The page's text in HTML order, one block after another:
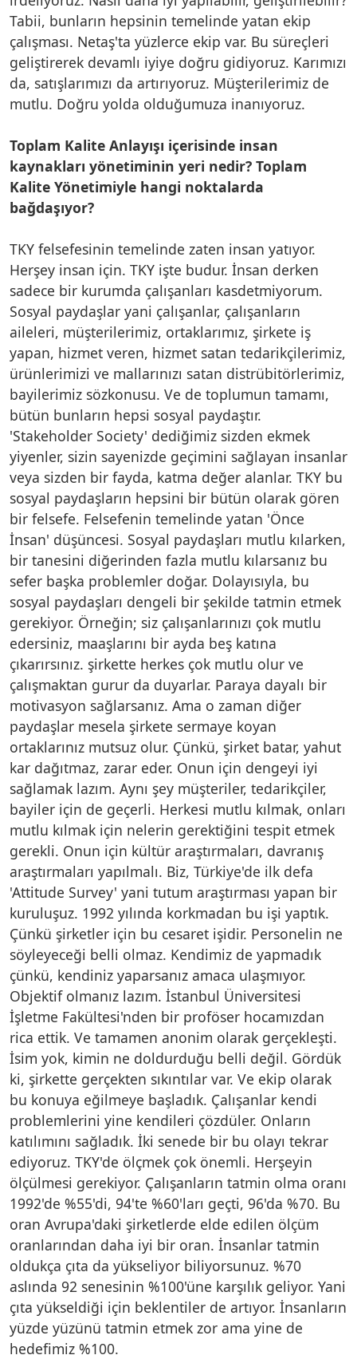
Tabii, bunların hepsinin temelinde yatan ekip
çalışması. Netaş'ta yüzlerce ekip var. Bu süreçleri
geliştirerek devamlı iyiye doğru gidiyoruz. Karımızı
da, satışlarımızı da artırıyoruz. Müşterilerimiz de
mutlu. Doğru yolda olduğumuza inanıyoruz.
Toplam Kalite Anlayışı içerisinde insan
kaynakları yönetiminin yeri nedir? Toplam
Kalite Yönetimiyle hangi noktalarda
bağdaşıyor?
TKY felsefesinin temelinde zaten insan yatıyor.
Herşey insan için. TKY işte budur. İnsan derken
sadece bir kurumda çalışanları kasdetmiyorum.
Sosyal paydaşlar yani çalışanlar, çalışanların
aileleri, müşterilerimiz, ortaklarımız, şirkete iş
yapan, hizmet veren, hizmet satan tedarikçilerimiz,
ürünlerimizi ve mallarınızı satan distrübitörlerimiz,
bayilerimiz sözkonusu. Ve de toplumun tamamı,
bütün bunların hepsi sosyal paydaştır.
'Stakeholder Society' dediğimiz sizden ekmek
yiyenler, sizin sayenizde geçimini sağlayan insanlar
veya sizden bir fayda, katma değer alanlar. TKY bu
sosyal paydaşların hepsini bir bütün olarak gören
bir felsefe. Felsefenin temelinde yatan 'Önce
İnsan' düşüncesi. Sosyal paydaşları mutlu kılarken,
bir tanesini diğerinden fazla mutlu kılarsanız bu
sefer başka problemler doğar. Dolayısıyla, bu
sosyal paydaşları dengeli bir şekilde tatmin etmek
gerekiyor. Örneğin; siz çalışanlarınızı çok mutlu
edersiniz, maaşlarını bir ayda beş katına
çıkarırsınız. şirkette herkes çok mutlu olur ve
çalışmaktan gurur da duyarlar. Paraya dayalı bir
motivasyon sağlarsanız. Ama o zaman diğer
paydaşlar mesela şirkete sermaye koyan
ortaklarınız mutsuz olur. Çünkü, şirket batar, yahut
kar dağıtmaz, zarar eder. Onun için dengeyi iyi
sağlamak lazım. Aynı şey müşteriler, tedarikçiler,
bayiler için de geçerli. Herkesi mutlu kılmak, onları
mutlu kılmak için nelerin gerektiğini tespit etmek
gerekli. Onun için kültür araştırmaları, davranış
araştırmaları yapılmalı. Biz, Türkiye'de ilk defa
'Attitude Survey' yani tutum araştırması yapan bir
kuruluşuz. 1992 yılında korkmadan bu işi yaptık.
Çünkü şirketler için bu cesaret işidir. Personelin ne
söyleyeceği belli olmaz. Kendimiz de yapmadık
çünkü, kendiniz yaparsanız amaca ulaşmıyor.
Objektif olmanız lazım. İstanbul Üniversitesi
İşletme Fakültesi'nden bir proföser hocamızdan
rica ettik. Ve tamamen anonim olarak gerçekleşti.
İsim yok, kimin ne doldurduğu belli değil. Gördük
ki, şirkette gerçekten sıkıntılar var. Ve ekip olarak
bu konuya eğilmeye başladık. Çalışanlar kendi
problemlerini yine kendileri çözdüler. Onların
katılımını sağladık. İki senede bir bu olayı tekrar
ediyoruz. TKY'de ölçmek çok önemli. Herşeyin
ölçülmesi gerekiyor. Çalışanların tatmin olma oranı
1992'de %55'di, 94'te %60'ları geçti, 96'da %70. Bu
oran Avrupa'daki şirketlerde elde edilen ölçüm
oranlarından daha iyi bir oran. İnsanlar tatmin
oldukça çıta da yükseliyor biliyorsunuz. %70
aslında 92 senesinin %100'üne karşılık geliyor. Yani
çıta yükseldiği için beklentiler de artıyor. İnsanların
yüzde yüzünü tatmin etmek zor ama yine de
hedefimiz %100.